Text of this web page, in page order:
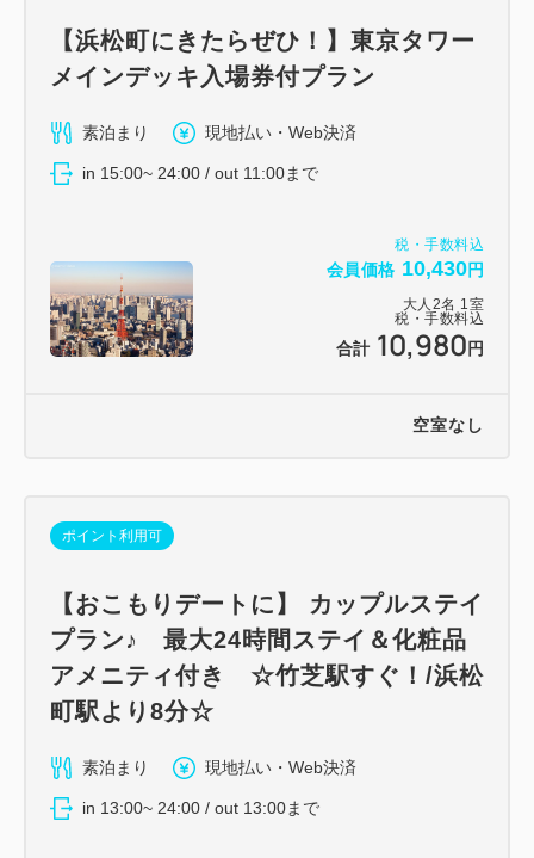
税・手数料込
会員価格 10,430円
大人 2名 1室
税・手数料込
合計 10,980 円
【浜松町にきたらぜひ！】東京タワー
メインデッキ入場券付プラン
素泊まり 現地払い・Web決済
in 15:00~ 24:00 / out 11:00まで
空室なし
ポイント利用可
【おこもりデートに】 カップルステイ
プラン♪ 最大24時間ステイ＆化粧品
アメニティ付き ☆竹芝駅すぐ！/浜松
町駅より8分☆
素泊まり 現地払い・Web決済
in 13:00~ 24:00 / out 13:00まで